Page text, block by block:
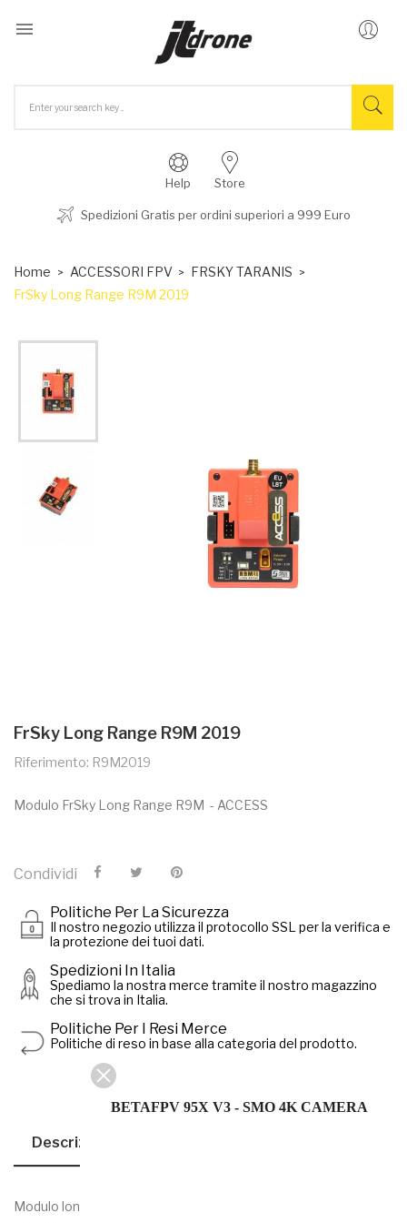

Help Store
Spedizioni Gratis per ordini superiori a 999 Euro
Home ACCESSORI FPV
FRSKY TARANIS
FrSky Long Range R9M 2019
FrSky Long Range R9M 2019
Riferimento: R9M2019
Modulo FrSky Long Range R9M - ACCESS
Condividi
Politiche Per La Sicurezza
Il nostro negozio utilizza il protocollo SSL per la verifica e
la protezione dei tuoi dati.
Spedizioni In Italia
Spediamo la nostra merce tramite il nostro magazzino
che si trova in Italia.
Politiche Per I Resi Merce
Politiche di reso in base alla categoria del prodotto.
Descrizione
Modulo long range R9M ACCESS, aggiornato alla versione UE a
BETAFPV 95X V3 - SMO 4K CAMERA